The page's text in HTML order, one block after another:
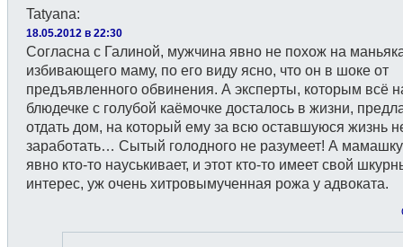
Tatyana:
18.05.2012 в 22:30
Согласна с Галиной, мужчина явно не похож на
избивающего маму, по его виду ясно, что он в шоке от
предъявленного обвинения. А эксперты, которым всё
блюдечке с голубой каёмочке досталось в жизни,
отдать дом, на который ему за всю оставшуюся жизнь
заработать… Сытый голодного не разумеет! А
явно кто-то науськивает, и этот кто-то имеет свой
интерес, уж очень хитровымученная рожа у адвоката.